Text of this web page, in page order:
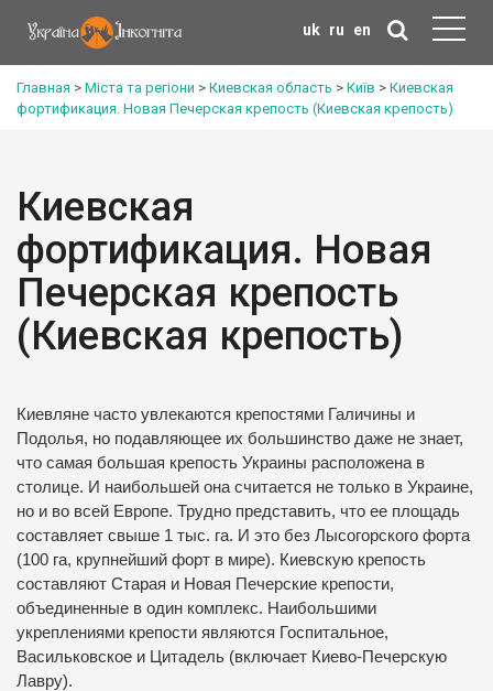
uk ru en
Главная > Міста та регіони > Киевская область > Київ > Киевская
фортификация. Новая Печерская крепость (Киевская крепость)
Киевская
фортификация. Новая
Печерская крепость
(Киевская крепость)
Киевляне часто увлекаются крепостями Галичины и
Подолья, но подавляющее их большинство даже не знает,
что самая большая крепость Украины расположена в
столице. И наибольшей она считается не только в Украине,
но и во всей Европе. Трудно представить, что ее площадь
составляет свыше 1 тыс. га. И это без Лысогорского форта
(100 га, крупнейший форт в мире). Киевскую крепость
составляют Старая и Новая Печерские крепости,
объединенные в один комплекс. Наибольшими
укреплениями крепости являются Госпитальное,
Васильковское и Цитадель (включает Киево-Печерскую
Лавру).